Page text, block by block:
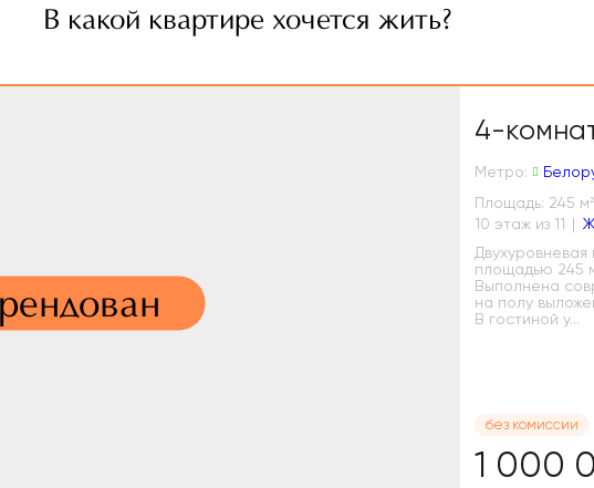
В какой квартире хочется жить?
4-
Метро:
Площадь: 245 м 2
10 этаж из 11
площадью 245
Выполнена
на полу
В гостиной у...
без комиссии
1 000